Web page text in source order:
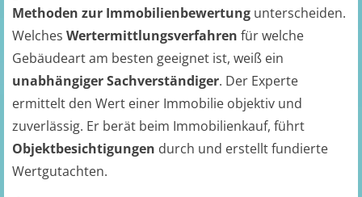
Methoden zur Immobilienbewertung unterscheiden.
Welches Wertermittlungsverfahren für welche
Gebäudeart am besten geeignet ist, weiß ein
unabhängiger Sachverständiger. Der Experte
ermittelt den Wert einer Immobilie objektiv und
zuverlässig. Er berät beim Immobilienkauf, führt
Objektbesichtigungen durch und erstellt fundierte
Wertgutachten.